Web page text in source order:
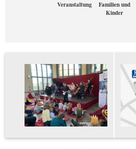
Veranstaltung
Familien und
Kinder